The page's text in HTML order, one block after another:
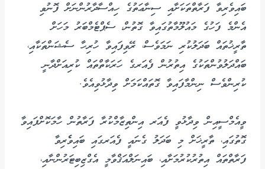
ބައިވެރިވާ ފަރާތްތަކަށާއި ސިނާޢަތުގެ ހިއްސާދާރުންނަށް ފޮނުވި
އެންމެ ފަހުގެ މައުލޫމާތުގައިވާ ގޮތުން، ސެޕްޓެމްބަރު މަހަށް
ތާރީޚުތައް ބަދަލުކުރި ނަމަވެސް، ރޭވިފައިވާ ހުރިހާ ސެޝަންތަކާއި،
ބައްދަލުވުންތަކުގެ އިތުރުން ފެއަރގެ ހަރަކާތްތައް ކުރިއަށްދާނީ
ކުރިންވެސް ނިންމާފައިވާ ގޮތައްކަމަށް ވިދާޅުވިއެވެ.
ވީއެމްސީއިން ވިދާޅުވީ ފެއަރ އިންތިޒާމްކުރާ ފަރާތުން ހާމަކޮށްފައިވާ
ގޮތުގައި، ތާރީޚަށް މި ބަދަލު ގެނައީ ފެއަރގައި ބައިވެެރިވާ
ފަރާތްތައް އިތުރުކުރުމަށާއި، ބައިނަލްއަޤްވާމީ އެގްޒިބިޓަރުންނާއި،